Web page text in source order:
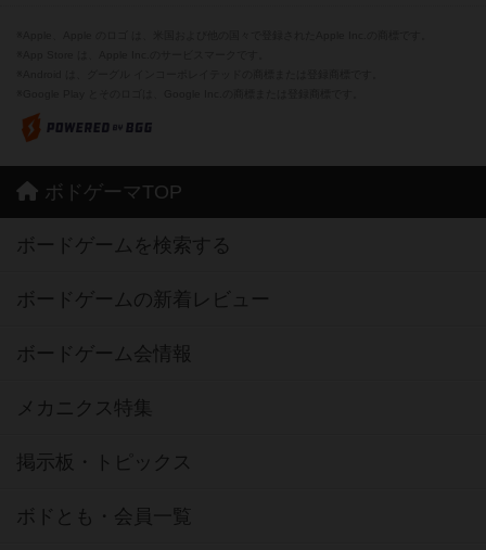
ボドゲーマTOP
ボードゲームを検索する
ボードゲームの新着レビュー
ボードゲーム会情報
メカニクス特集
掲示板・トピックス
ボドとも・会員一覧